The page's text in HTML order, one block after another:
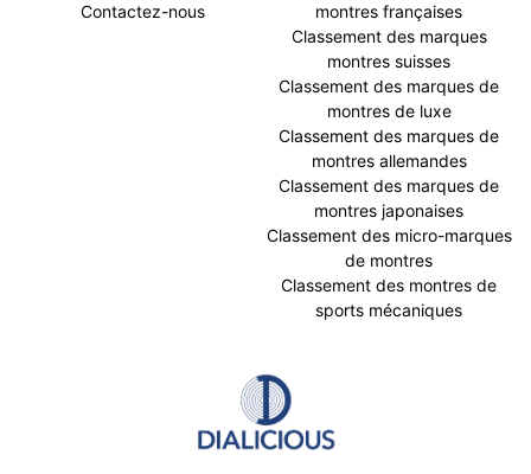
Contactez-nous
montres françaises
Classement des marques
montres suisses
Classement des marques de
montres de luxe
Classement des marques de
montres allemandes
Classement des marques de
montres japonaises
Classement des micro-marques
de montres
Classement des montres de
sports mécaniques